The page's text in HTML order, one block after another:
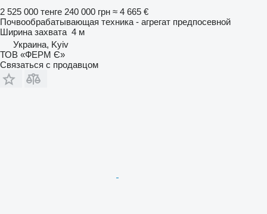
2 525 000 тенге 240 000 грн ≈ 4 665 €
Почвообрабатывающая техника - агрегат предпосевной
Ширина захвата 4 м
Украина, Kyiv
ТОВ «ФЕРМ Є»
Связаться с продавцом